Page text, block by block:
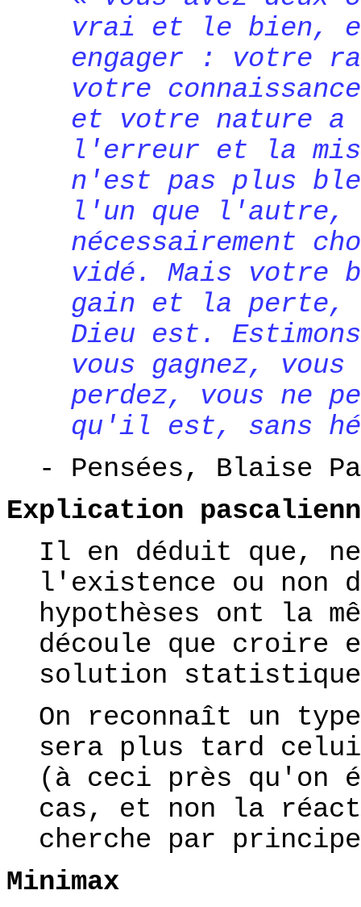
vrai et le bien,
engager : votre
votre
et votre nature a
l'erreur et la
n'est pas plus
l'un que
nécessairement
vidé. Mais votre
gain et la perte,
Dieu est.
vous gagnez,
perdez, vous ne
qu'il est, sans
- Pensées, Blaise
Explication
Il en déduit que, ne
l'existence ou non
hypothèses ont la
découle que croire
solution
On reconnaît un
sera plus tard
(à ceci près qu'on
cas, et non la
cherche par
Minimax